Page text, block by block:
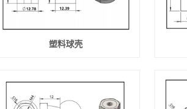
塑料球壳